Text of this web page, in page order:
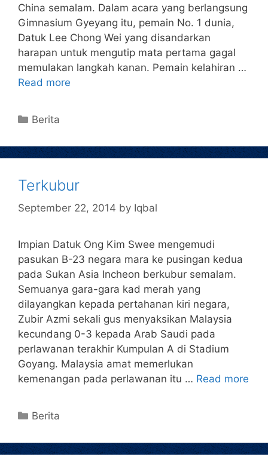
China semalam. Dalam acara yang berlangsung
Gimnasium Gyeyang itu, pemain No. 1 dunia,
Datuk Lee Chong Wei yang disandarkan
harapan untuk mengutip mata pertama gagal
memulakan langkah kanan. Pemain kelahiran …
Read more
Berita
Terkubur
September 22, 2014 by Iqbal
Impian Datuk Ong Kim Swee mengemudi
pasukan B-23 negara mara ke pusingan kedua
pada Sukan Asia Incheon berkubur semalam.
Semuanya gara-gara kad merah yang
dilayangkan kepada pertahanan kiri negara,
Zubir Azmi sekali gus menyaksikan Malaysia
kecundang 0-3 kepada Arab Saudi pada
perlawanan terakhir Kumpulan A di Stadium
Goyang. Malaysia amat memerlukan
kemenangan pada perlawanan itu … Read more
Berita